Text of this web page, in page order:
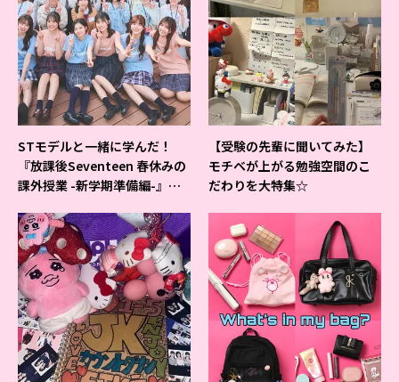
STモデルと一緒に学んだ！
『放課後Seventeen 春休みの
課外授業 -新学期準備編-』イ
【受験の先輩に聞いてみた】
モチベが上がる勉強空間のこ
だわりを大特集☆